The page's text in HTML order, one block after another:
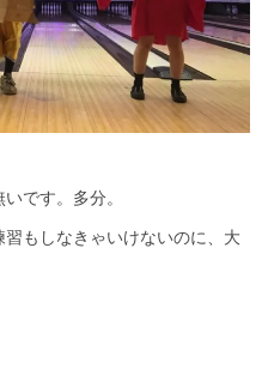
です。多分。
もしなきゃいけないのに、大